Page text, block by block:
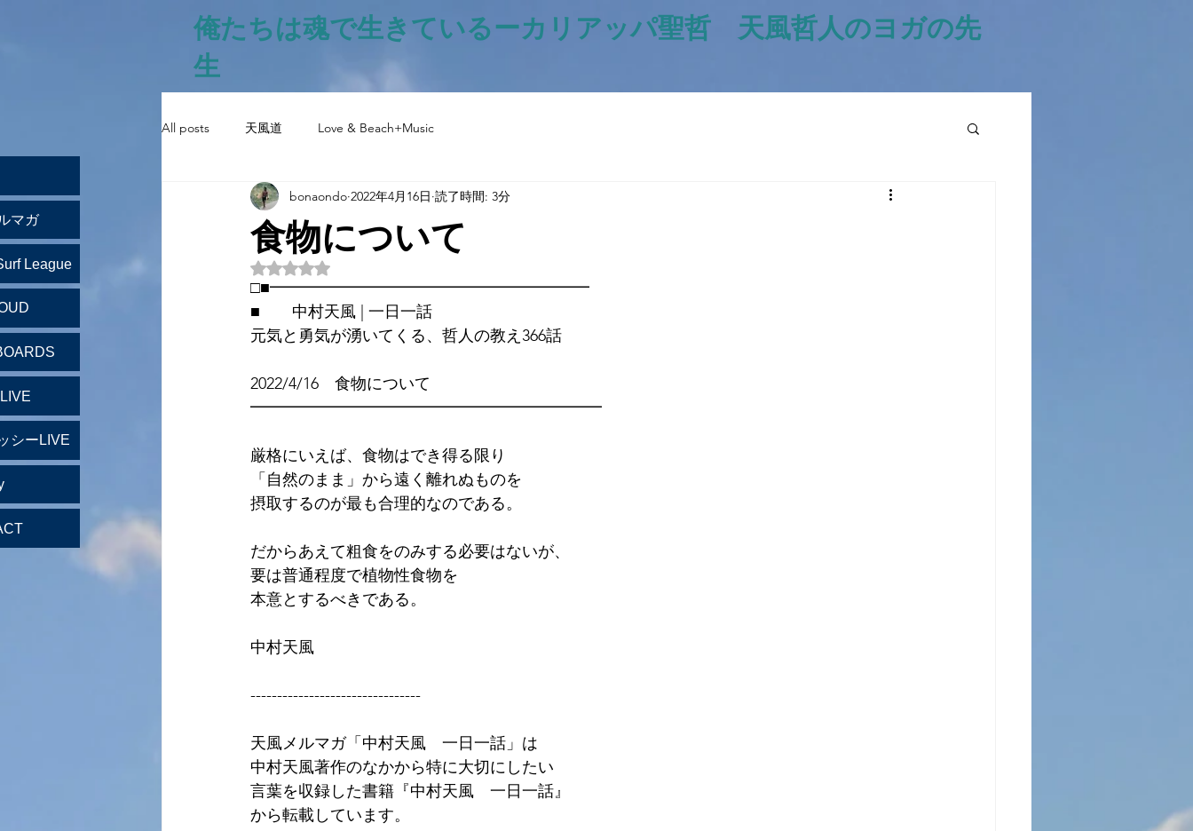
俺たちは魂で生きているー​カリアッパ聖哲 天風哲人のヨガの先
生
All posts 天風道 Love & Beach+Music
食物について
bonaondo 2022年4月16日 読了時間: 3分
5つ星のうちNaNと評価されています。
□■━━━━━━━━━━━━━━━━━━━━
■　　中村天風 | 一日一話
元気と勇気が湧いてくる、哲人の教え366話
2022/4/16　食物について
━━━━━━━━━━━━━━━━━━━━━━
厳格にいえば、食物はでき得る限り
「自然のまま」から遠く離れぬものを
摂取するのが最も合理的なのである。
だからあえて粗食をのみする必要はないが、
要は普通程度で植物性食物を
本意とするべきである。
中村天風
--------------------------------
天風メルマガ「中村天風　一日一話」は
中村天風著作のなかから特に大切にしたい
言葉を収録した書籍『中村天風　一日一話』
から転載しています。
マガ
League
シーLIVE